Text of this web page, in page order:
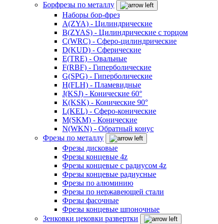
Борфрезы по металлу
Наборы бор-фрез
A(ZYA) - Цилиндрические
B(ZYAS) - Цилиндрические с торцом
C(WRC) - Сферо-цилиндрические
D(KUD) - Сферические
E(TRE) - Овальные
F(RBF) - Гиперболические
G(SPG) - Гиперболические
H(FLH) - Пламевидные
J(KSJ) - Конические 60°
K(KSK) - Конические 90°
L(KEL) - Сферо-конические
M(SKM) - Конические
N(WKN) - Обратный конус
Фрезы по металлу
Фрезы дисковые
Фрезы концевые 4z
Фрезы концевые с радиусом 4z
Фрезы концевые радиусные
Фрезы по алюминию
Фрезы по нержавеющей стали
Фрезы фасочные
Фрезы концевые шпоночные
Зенковки цековки развертки